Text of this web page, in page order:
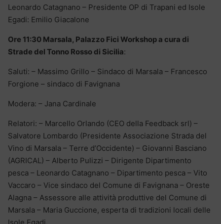
Leonardo Catagnano – Presidente OP di Trapani ed Isole
Egadi: Emilio Giacalone
Ore 11:30 Marsala, Palazzo Fici Workshop a cura di
Strade del Tonno Rosso di Sicilia:
Saluti: – Massimo Grillo – Sindaco di Marsala – Francesco
Forgione – sindaco di Favignana
Modera: – Jana Cardinale
Relatori: – Marcello Orlando (CEO della Feedback srl) –
Salvatore Lombardo (Presidente Associazione Strada del
Vino di Marsala – Terre d’Occidente) – Giovanni Basciano
(AGRICAL) – Alberto Pulizzi – Dirigente Dipartimento
pesca – Leonardo Catagnano – Dipartimento pesca – Vito
Vaccaro – Vice sindaco del Comune di Favignana – Oreste
Alagna – Assessore alle attività produttive del Comune di
Marsala – Maria Guccione, esperta di tradizioni locali delle